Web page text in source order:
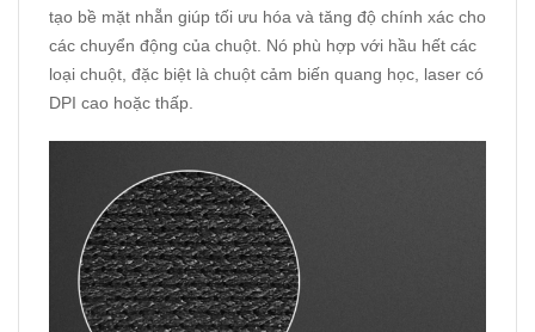
tạo bề mặt nhẵn giúp tối ưu hóa và tăng độ chính xác cho
các chuyển động của chuột. Nó phù hợp với hầu hết các
loại chuột, đặc biệt là chuột cảm biến quang học, laser có
DPI cao hoặc thấp.